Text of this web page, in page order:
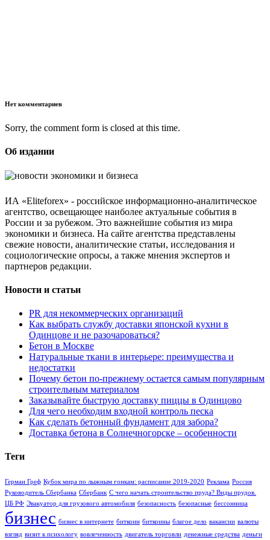
Нет комментариев
Sorry, the comment form is closed at this time.
Об издании
ИА «Eliteforex» - российское информационно-аналитическое
агентство, освещающее наиболее актуальные события в
России и за рубежом. Это важнейшие события из мира
экономики и бизнеса. На сайте агентства представлены
свежие новости, аналитические статьи, исследования и
социологические опросы, а также мнения экспертов и
партнеров редакции.
Новости и статьи
PR для некоммерческих организаций
Как выбрать службу доставки японской кухни в
Одинцове и не разочароваться?
Бетон в Москве
Натуральные ткани в интерьере: преимущества и
недостатки
Почему бетон по-прежнему остается самым популярным
строительным материалом
Заказывайте быструю доставку пиццы в Одинцово
Для чего необходим входной контроль песка
Как сделать бетонный фундамент для забора?
Доставка бетона в Солнечногорске – особенности
Теги
Герман Греф Кубок мира по лыжным гонкам: расписание 2019-2020 Реклама Россия
Руководитель Сбербанка Сбербанк С чего начать строительство пруда? Виды прудов.
ЦБ РФ Эвакуатор для грузового автомобиля безопасность безопасные бессонница
бизнес бизнес в интернете биткоин биткоины благое дело вакансии валюты
взгляд визит к психологу вовлеченность двигатель торговли денежные средства деньги